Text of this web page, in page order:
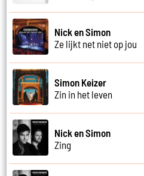
Nick en Simon
Ze lijkt net niet op jou
Simon Keizer
Zin in het leven
Nick en Simon
Zing